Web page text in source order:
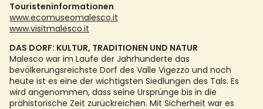
Touristeninformationen
www.ecomuseomalesco.it
www.visitmalesco.it
DAS DORF: KULTUR, TRADITIONEN UND NATUR
Malesco war im Laufe der Jahrhunderte das
bevölkerungsreichste Dorf des Valle Vigezzo und noch
heute ist es eine der wichtigsten Siedlungen des Tals. Es
wird angenommen, dass seine Ursprünge bis in die
prähistorische Zeit zurückreichen. Mit Sicherheit war es